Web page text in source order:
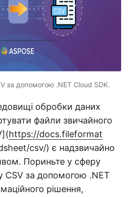
за допомогою .NET Cloud SDK.
обробки даних
файли звичайного
https://docs.fileformat
csv/) є надзвичайно
Пориньте у сферу
CSV за допомогою .NET
рішення,